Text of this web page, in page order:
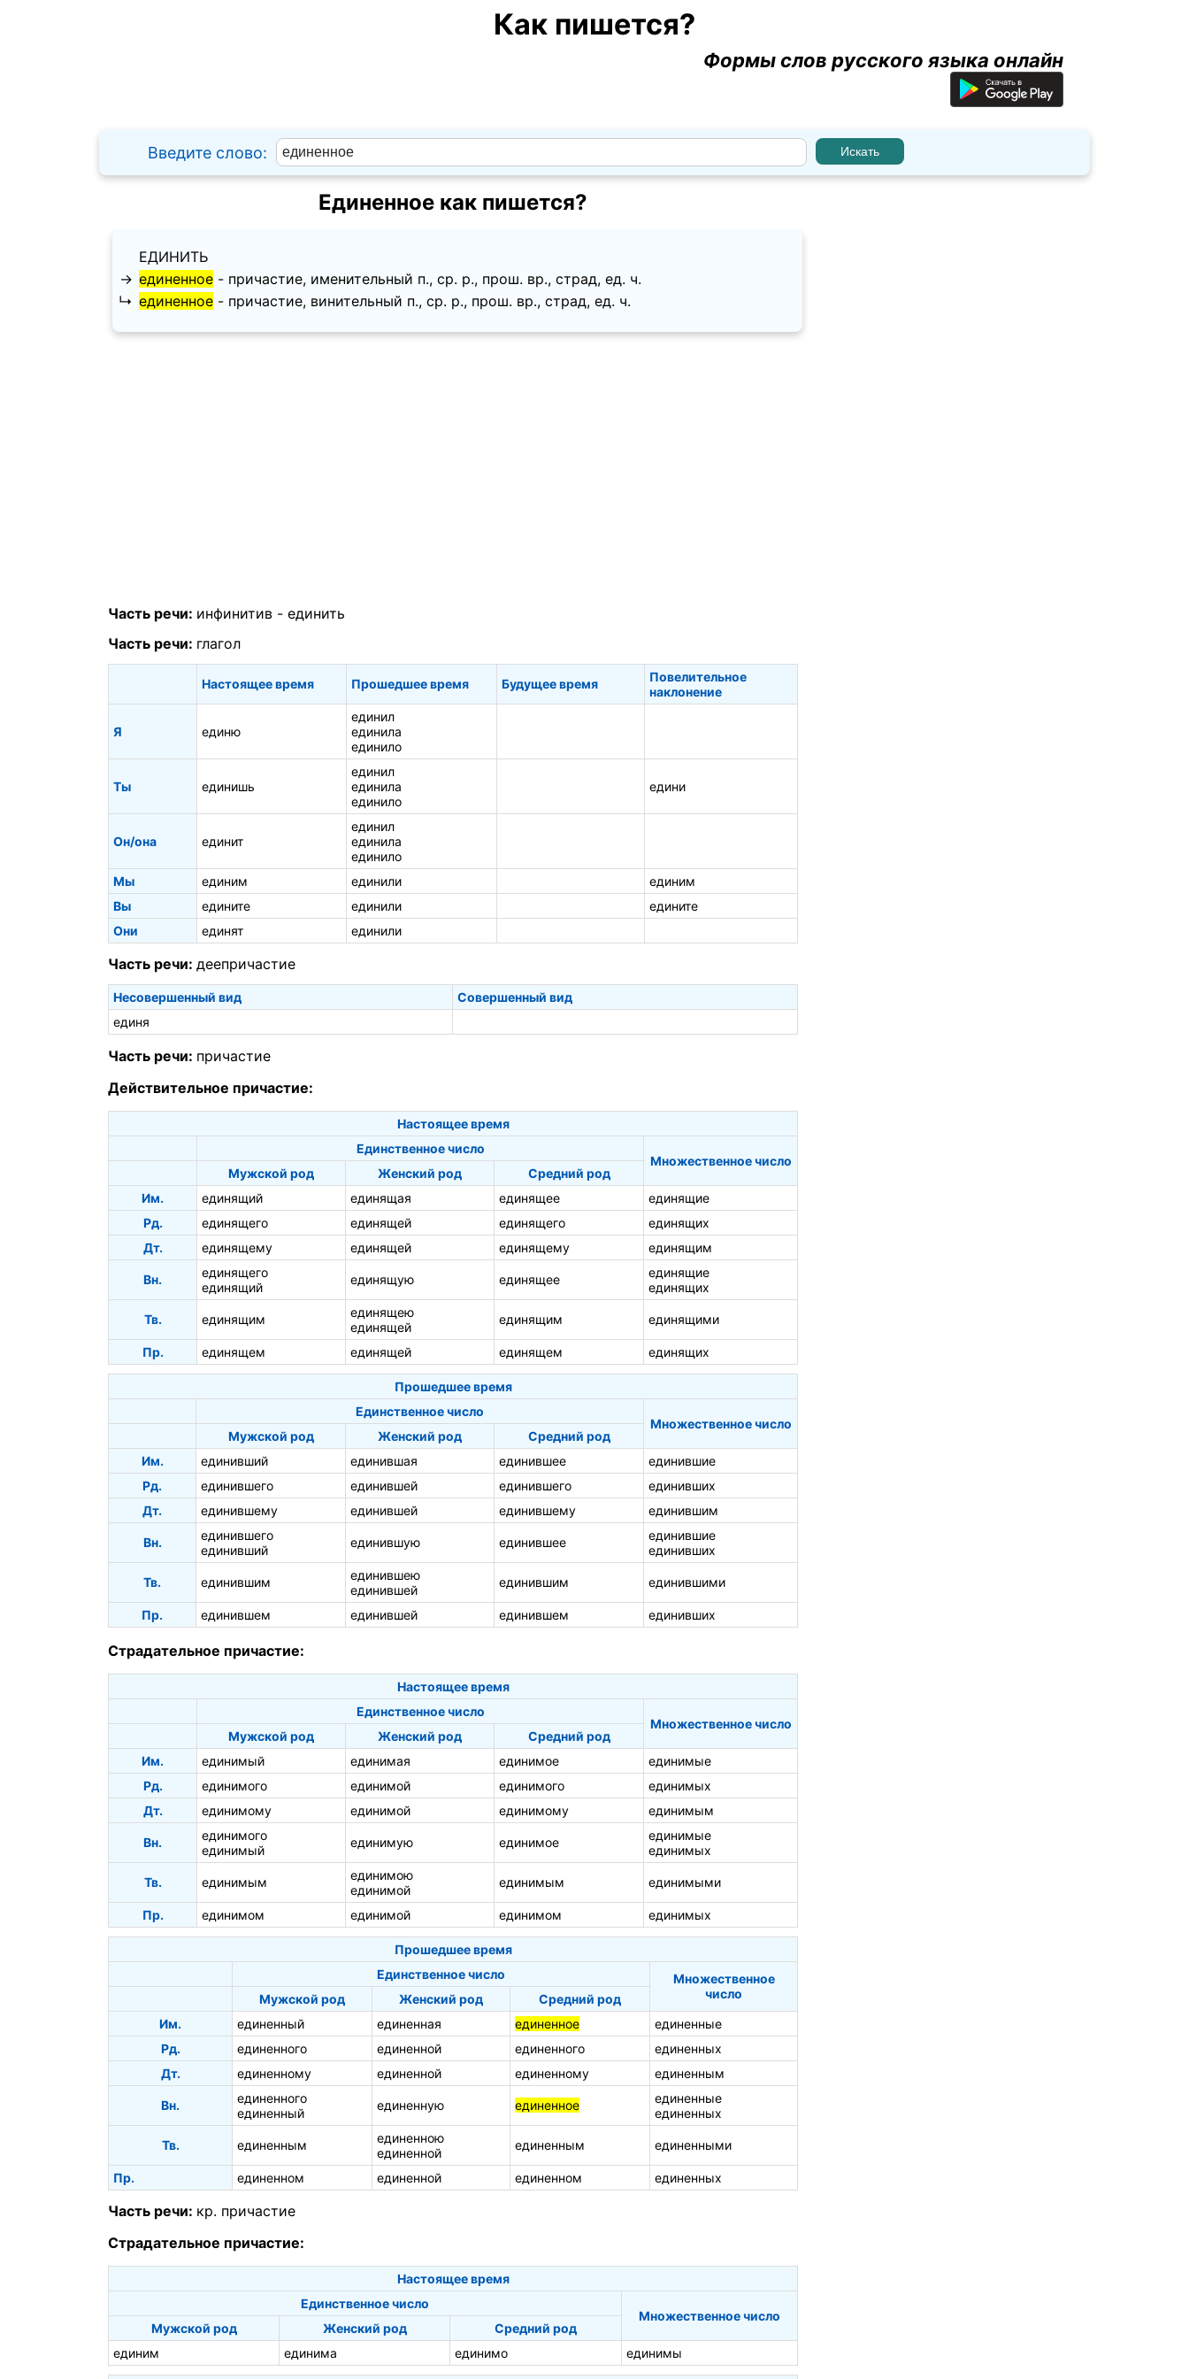
Как пишется?
Формы слов русского языка онлайн
Введите слово:
Единенное как пишется?
ЕДИНИТЬ
→ единенное - причастие, именительный п., ср. p., прош. вр., страд, ед. ч.
↳ единенное - причастие, винительный п., ср. p., прош. вр., страд, ед. ч.
Часть речи: инфинитив - единить
Часть речи: глагол
Настоящее время Прошедшее время Будущее время
Повелительное
наклонение
Я единю
единил
единила
единило
Ты единишь
единил
единила
единило
едини
Он/она единит
единил
единила
единило
Мы
единим единили
единим
Вы
едините единили
едините
Они
единят единили
Часть речи: деепричастие
Несовершенный вид
Совершенный вид
единя
Часть речи: причастие
Действительное причастие:
Настоящее время
Единственное число
Множественное число
Мужской род
Женский род
Средний род
Им.
единящий единящая единящее
единящие
Рд.
единящего единящей единящего
единящих
Дт.
единящему единящей единящему единящим
Вн.
единящего
единящий
единящую единящее
единящие
единящих
Тв. единящим
единящею
единящей
единящим единящими
Пр. единящем единящей единящем единящих
Прошедшее время
Единственное число
Множественное число
Мужской род
Женский род
Средний род
Им.
единивший единившая единившее
единившие
Рд.
единившего единившей единившего
единивших
Дт.
единившему единившей единившему единившим
Вн.
единившего
единивший
единившую единившее
единившие
единивших
Тв. единившим
единившею
единившей
единившим единившими
Пр. единившем единившей единившем единивших
Страдательное причастие:
Настоящее время
Единственное число
Множественное число
Мужской род
Женский род
Средний род
Им.
единимый единимая единимое
единимые
Рд.
единимого единимой единимого
единимых
Дт.
единимому единимой единимому единимым
Вн.
единимого
единимый
единимую единимое
единимые
единимых
Тв. единимым
единимою
единимой
единимым единимыми
Пр. единимом единимой единимом единимых
Прошедшее время
Единственное число
Множественное
число
Мужской род Женский род
Средний род
Им.
единенный единенная единенное
единенные
Рд.
единенного единенной единенного
единенных
Дт.
единенному единенной единенному единенным
Вн.
единенного
единенный
единенную единенное
единенные
единенных
Тв. единенным
единенною
единенной
единенным единенными
Пр. единенном единенной единенном единенных
Часть речи: кр. причастие
Страдательное причастие:
Настоящее время
Единственное число
Множественное число
Мужской род
Женский род
Средний род
единим
единима единимо единимы